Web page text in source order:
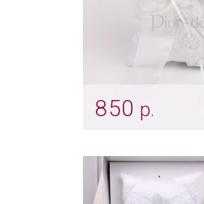
850 р.
кружевом
Арт: pod_0016